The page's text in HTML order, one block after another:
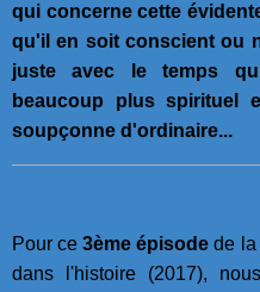
qui concerne cette
qu'il en soit conscient ou
juste avec le temps
beaucoup plus spirituel
soupçonne d'ordinaire...
Pour ce3ème épisode de la
dans l'histoire (2017),